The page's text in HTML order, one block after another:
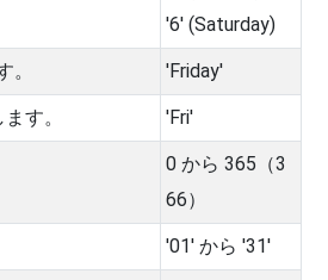
'6' (Saturday)
。 'Friday'
す。 'Fri'
0 から 365（3
66）
'01' から '31'